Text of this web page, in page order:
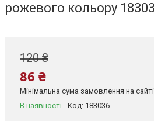
рожевого кольору
120 ₴
86 ₴
Мінімальна сума замовлення на
В наявності
Код: 183036